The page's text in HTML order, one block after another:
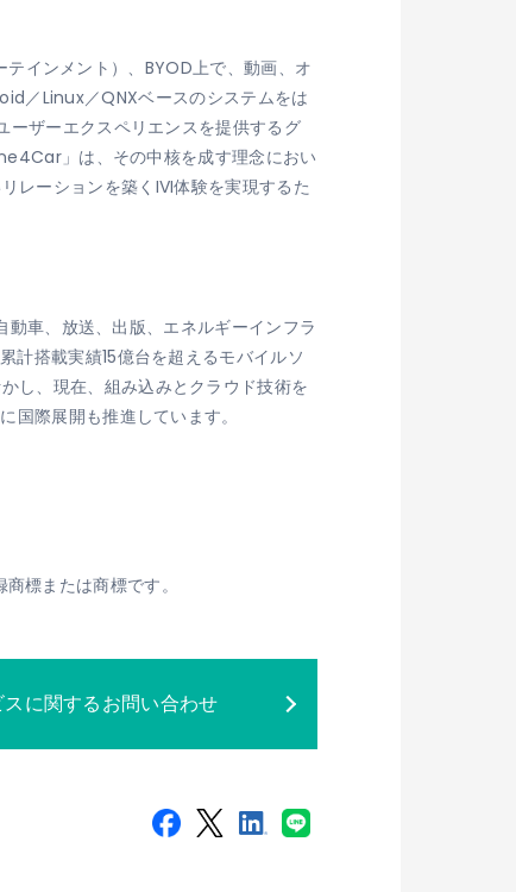
インメント）、BYOD上で、動画、オ
／Linux／QNXベースのシステムをは
ーザーエクスペリエンスを提供するグ
」は、その中核を成す理念におい
レーションを築くIVI体験を実現するた
車、放送、出版、エネルギーインフラ
計搭載実績15億台を超えるモバイルソ
し、現在、組み込みとクラウド技術を
際展開も推進しています。
標または商標です。
に関するお問い合わせ